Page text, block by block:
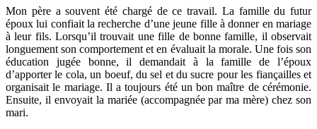
Mon père a souvent été chargé de ce travail. La famille du futur
époux lui confiait la recherche d’une jeune fille à donner en mariage
à leur fils. Lorsqu’il trouvait une fille de bonne famille, il observait
longuement son comportement et en évaluait la morale. Une fois son
éducation jugée bonne, il demandait à la famille de l’époux
d’apporter le cola, un boeuf, du sel et du sucre pour les fiançailles et
organisait le mariage. Il a toujours été un bon maître de cérémonie.
Ensuite, il envoyait la mariée (accompagnée par ma mère) chez son
mari.